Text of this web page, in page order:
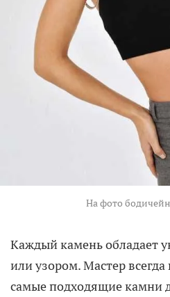
На фото
Каждый камень обладает
или узором. Мастер
самые подходящие камни